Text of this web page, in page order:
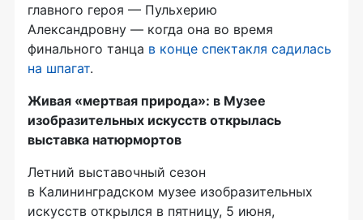
главного героя — Пульхерию
Александровну — когда она во время
финального танца в конце спектакля садилась
на шпагат.
Живая «мертвая природа»: в Музее
изобразительных искусств открылась
выставка натюрмортов
Летний выставочный сезон
в Калининградском музее изобразительных
искусств открылся в пятницу, 5 июня,